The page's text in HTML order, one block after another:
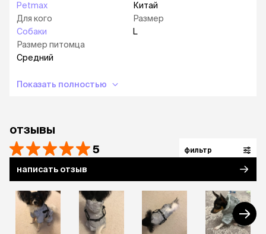
Petmax
Для кого
Собаки
Размер питомца
Средний
Китай
Размер
L
Показать полностью
отзывы
5 фильтр
написать отзыв